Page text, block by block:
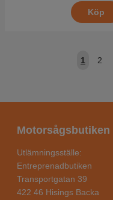
Köp
1 2
Motorsågsbutiken
Utlämningsställe:
Entreprenadbutiken
Transportgatan 39
422 46 Hisings Backa